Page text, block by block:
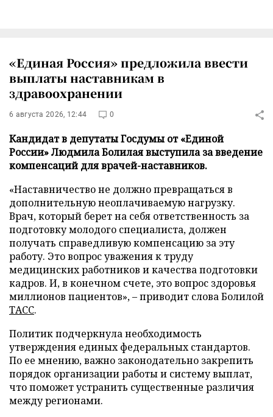
«Единая Россия» предложила ввести
выплаты наставникам в
здравоохранении
6 августа 2026, 12:44 0
Кандидат в депутаты Госдумы от «Единой
России» Людмила Болилая выступила за введение
компенсаций для врачей-наставников.
«Наставничество не должно превращаться в
дополнительную неоплачиваемую нагрузку.
Врач, который берет на себя ответственность за
подготовку молодого специалиста, должен
получать справедливую компенсацию за эту
работу. Это вопрос уважения к труду
медицинских работников и качества подготовки
кадров. И, в конечном счете, это вопрос здоровья
миллионов пациентов», – приводит слова Болилой
ТАСС.
Политик подчеркнула необходимость
утверждения единых федеральных стандартов.
По ее мнению, важно законодательно закрепить
порядок организации работы и систему выплат,
что поможет устранить существенные различия
между регионами.